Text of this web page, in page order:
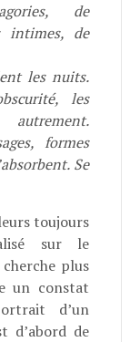
de
intimes, de
les nuits.
les
formes
Se
toujours
sur le
plus
un constat
d’un
d’abord de